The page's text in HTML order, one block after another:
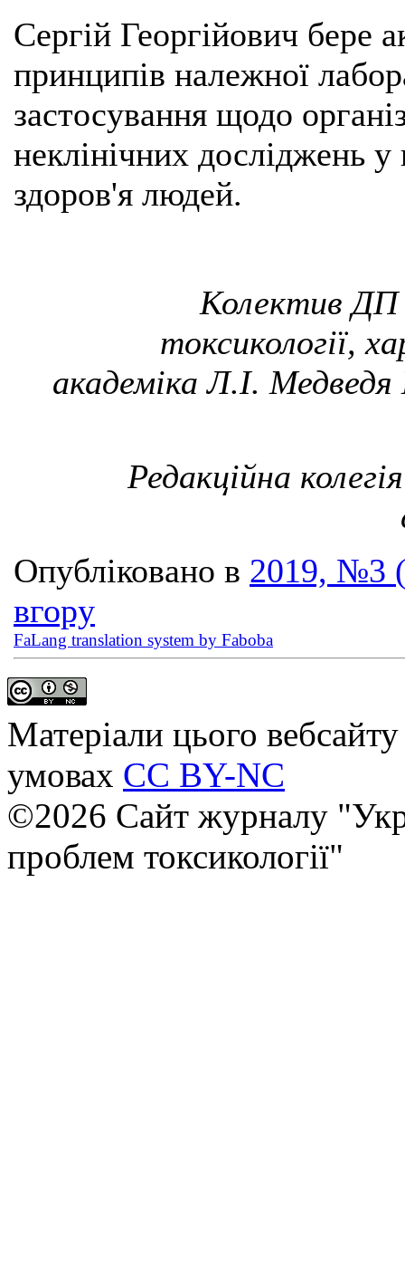
Сергій Георгійович бере
принципів належної
застосування щодо
неклінічних досліджень у
здоров'я людей.
Колектив ДП
токсикології,
академіка Л.І.
Редакційна
Опубліковано в 2019, №3
вгору
FaLang translation system by Faboba
Матеріали цього
умовах CC BY-NC
©2026 Сайт журналу
проблем токсикології"